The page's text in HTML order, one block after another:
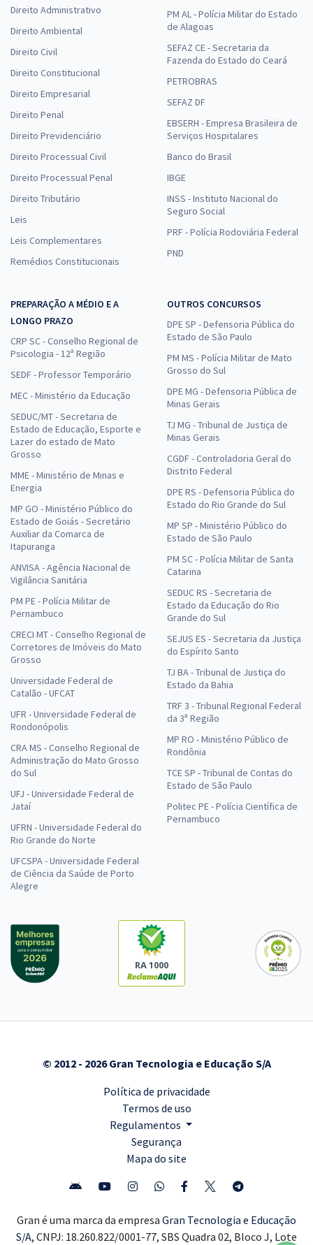
Direito Administrativo
Direito Ambiental
Direito Civil
Direito Constitucional
Direito Empresarial
Direito Penal
Direito Previdenciário
Direito Processual Civil
Direito Processual Penal
Direito Tributário
Leis
Leis Complementares
Remédios Constitucionais
PM AL - Polícia Militar do Estado
de Alagoas
SEFAZ CE - Secretaria da
Fazenda do Estado do Ceará
PETROBRAS
SEFAZ DF
EBSERH - Empresa Brasileira de
Serviços Hospitalares
Banco do Brasil
IBGE
INSS - Instituto Nacional do
Seguro Social
PRF - Polícia Rodoviária Federal
PND
PREPARAÇÃO A MÉDIO E A
LONGO PRAZO
CRP SC - Conselho Regional de
Psicologia - 12ª Região
SEDF - Professor Temporário
MEC - Ministério da Educação
SEDUC/MT - Secretaria de
Estado de Educação, Esporte e
Lazer do estado de Mato
Grosso
MME - Ministério de Minas e
Energia
MP GO - Ministério Público do
Estado de Goiás - Secretário
Auxiliar da Comarca de
Itapuranga
ANVISA - Agência Nacional de
Vigilância Sanitária
PM PE - Polícia Militar de
Pernambuco
CRECI MT - Conselho Regional de
Corretores de Imóveis do Mato
Grosso
Universidade Federal de
Catalão - UFCAT
UFR - Universidade Federal de
Rondonópolis
CRA MS - Conselho Regional de
Administração do Mato Grosso
do Sul
UFJ - Universidade Federal de
Jataí
UFRN - Universidade Federal do
Rio Grande do Norte
UFCSPA - Universidade Federal
de Ciência da Saúde de Porto
Alegre
OUTROS CONCURSOS
DPE SP - Defensoria Pública do
Estado de São Paulo
PM MS - Polícia Militar de Mato
Grosso do Sul
DPE MG - Defensoria Pública de
Minas Gerais
TJ MG - Tribunal de Justiça de
Minas Gerais
CGDF - Controladoria Geral do
Distrito Federal
DPE RS - Defensoria Pública do
Estado do Rio Grande do Sul
MP SP - Ministério Público do
Estado de São Paulo
PM SC - Polícia Militar de Santa
Catarina
SEDUC RS - Secretaria de
Estado da Educação do Rio
Grande do Sul
SEJUS ES - Secretaria da Justiça
do Espírito Santo
TJ BA - Tribunal de Justiça do
Estado da Bahia
TRF 3 - Tribunal Regional Federal
da 3ª Região
MP RO - Ministério Público de
Rondônia
TCE SP - Tribunal de Contas do
Estado de São Paulo
Politec PE - Polícia Científica de
Pernambuco
RA 1000
© 2012 - 2026 Gran Tecnologia e Educação S/A
Política de privacidade
Termos de uso
Regulamentos
Segurança
Mapa do site
Gran é uma marca da empresa Gran Tecnologia e Educação
S/A, CNPJ: 18.260.822/0001-77, SBS Quadra 02, Bloco J, Lote